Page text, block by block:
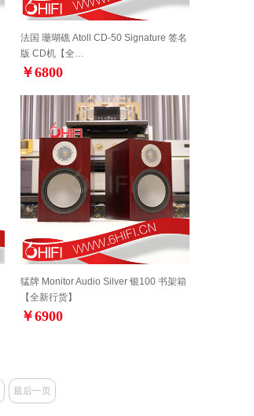
法国 珊瑚礁 Atoll CD-50 Signature 签名
版 CD机【全…
￥6800
猛牌 Monitor Audio Silver 银100 书架箱
【全新行货】
￥6900
最后一页